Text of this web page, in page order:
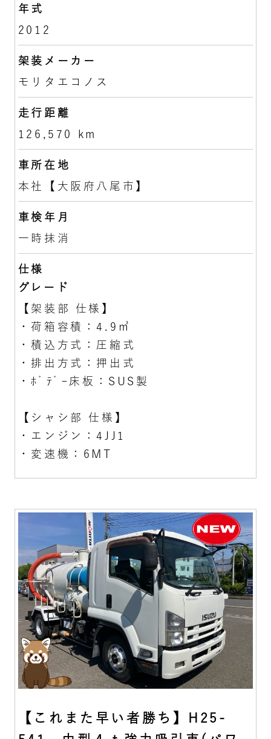
年式
2012
架装メーカー
モリタエコノス
走行距離
126,570 km
車所在地
本社【大阪府八尾市】
車検年月
一時抹消
仕様
グレード
【架装部 仕様】
・荷箱容積：4.9㎥
・積込方式：圧縮式
・排出方式：押出式
・ﾎﾞﾃﾞｰ床板：SUS製
【シャシ部 仕様】
・エンジン：4JJ1
・変速機：6MT
【これまた早い者勝ち】H25-